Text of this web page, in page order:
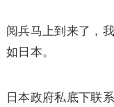
阅兵马上到来了，
如日本。
日本政府私底下联